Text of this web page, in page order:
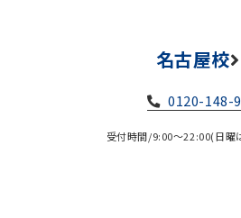
名古屋校
0120-148-
受付時間/9:00～22:00(日曜